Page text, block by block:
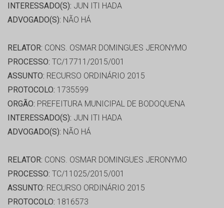
INTERESSADO(S): JUN ITI HADA
ADVOGADO(S): NÃO HÁ
RELATOR: CONS. OSMAR DOMINGUES JERONYMO
PROCESSO: TC/17711/2015/001
ASSUNTO: RECURSO ORDINÁRIO 2015
PROTOCOLO: 1735599
ORGÃO: PREFEITURA MUNICIPAL DE BODOQUENA
INTERESSADO(S): JUN ITI HADA
ADVOGADO(S): NÃO HÁ
RELATOR: CONS. OSMAR DOMINGUES JERONYMO
PROCESSO: TC/11025/2015/001
ASSUNTO: RECURSO ORDINÁRIO 2015
PROTOCOLO: 1816573